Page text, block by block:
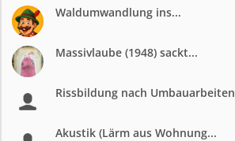
Waldumwandlung ins...
Massivlaube (1948) sackt...
Rissbildung nach Umbauarbeiten
Akustik (Lärm aus Wohnung...